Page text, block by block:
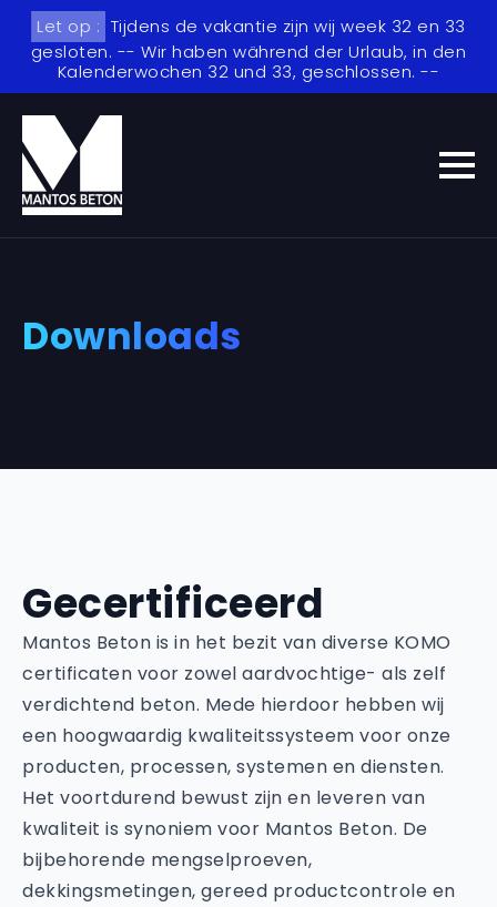
Let op : Tijdens de vakantie zijn wij week 32 en 33
gesloten. -- Wir haben während der Urlaub, in den
Kalenderwochen 32 und 33, geschlossen. --
Downloads
Gecertificeerd
Mantos Beton is in het bezit van diverse KOMO
certificaten voor zowel aardvochtige- als zelf
verdichtend beton. Mede hierdoor hebben wij
een hoogwaardig kwaliteitssysteem voor onze
producten, processen, systemen en diensten.
Het voortdurend bewust zijn en leveren van
kwaliteit is synoniem voor Mantos Beton. De
bijbehorende mengselproeven,
dekkingsmetingen, gereed productcontrole en